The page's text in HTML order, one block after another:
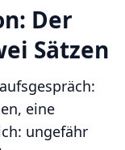
Der
Sätzen
eine
ungefähr